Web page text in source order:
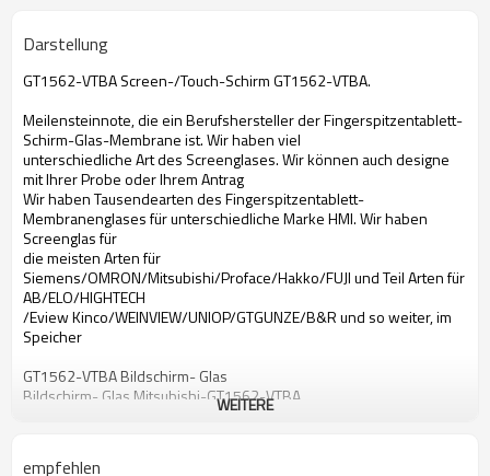
Darstellung
GT1562-VTBA Screen-/Touch-Schirm GT1562-VTBA.
Meilensteinnote, die ein Berufshersteller der Fingerspitzentablett-
Schirm-Glas-Membrane ist. Wir haben viel
unterschiedliche Art des Screenglases. Wir können auch designe
mit Ihrer Probe oder Ihrem Antrag
Wir haben Tausendearten des Fingerspitzentablett-
Membranenglases für unterschiedliche Marke HMI. Wir haben
Screenglas für
die meisten Arten für
Siemens/OMRON/Mitsubishi/Proface/Hakko/FUJI und Teil Arten für
AB/ELO/HIGHTECH
/Eview Kinco/WEINVIEW/UNIOP/GTGUNZE/B&R und so weiter, im
Speicher
GT1562-VTBA Bildschirm- Glas
Bildschirm- Glas Mitsubishi-GT1562-VTBA
Bildschirm- Glas GT1562-VTBAWEITERE
empfehlen